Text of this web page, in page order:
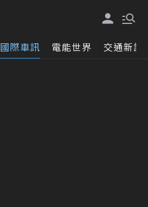
國際車訊 電能世界 交通新訊